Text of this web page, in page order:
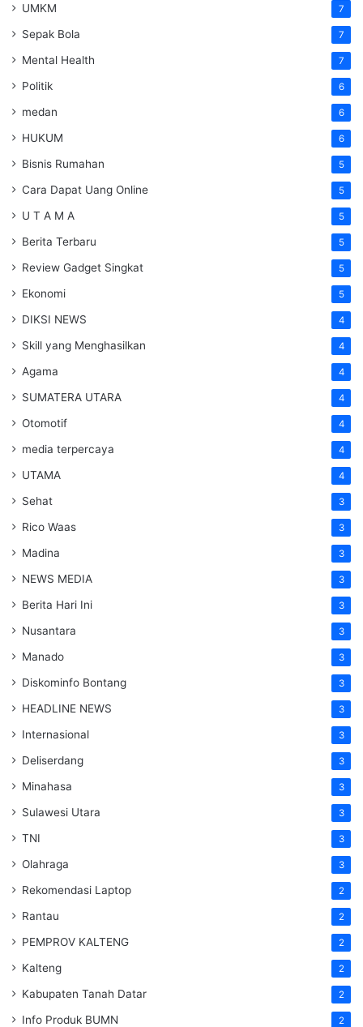
UMKM 7
Sepak Bola 7
Mental Health 7
Politik 6
medan 6
HUKUM 6
Bisnis Rumahan 5
Cara Dapat Uang Online 5
U T A M A 5
Berita Terbaru 5
Review Gadget Singkat 5
Ekonomi 5
DIKSI NEWS 4
Skill yang Menghasilkan 4
Agama 4
SUMATERA UTARA 4
Otomotif 4
media terpercaya 4
UTAMA 4
Sehat 3
Rico Waas 3
Madina 3
NEWS MEDIA 3
Berita Hari Ini 3
Nusantara 3
Manado 3
Diskominfo Bontang 3
HEADLINE NEWS 3
Internasional 3
Deliserdang 3
Minahasa 3
Sulawesi Utara 3
TNI 3
Olahraga 3
Rekomendasi Laptop 2
Rantau 2
PEMPROV KALTENG 2
Kalteng 2
Kabupaten Tanah Datar 2
Info Produk BUMN 2